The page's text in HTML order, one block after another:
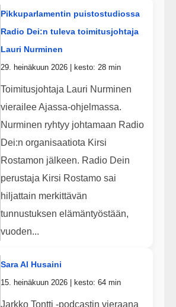
Pikkuparlamentin puistostudiossa
Radio Dei:n tuleva toimitusjohtaja
Lauri Nurminen
29. heinäkuun 2026 | kesto: 28 min
Toimitusjohtaja Lauri Nurminen
vierailee Ajassa-ohjelmassa.
Nurminen ryhtyy johtamaan Radio
Dei:n organisaatiota Kirsi
Rostamon jälkeen. Radio Dein
perustaja Kirsi Rostamo sai
hiljattain merkittävän
tunnustuksen elämäntyöstään,
vuoden...
Sara Al Husaini
15. heinäkuun 2026 | kesto: 64 min
Jarkko Tontti -podcastin vieraana